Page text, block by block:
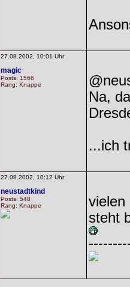
27.08.2002, 10:01 Uhr
magic
Posts: 1566
Rang: Knappe
Na,
...ich
27.08.2002, 10:12 Uhr
neustadtkind
Posts: 548
Rang: Knappe
vielen
steht